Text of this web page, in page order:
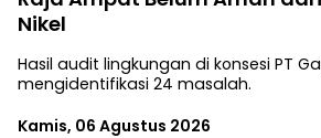
Nikel
Hasil audit lingkungan di konsesi PT
mengidentifikasi 24 masalah.
Kamis, 06 Agustus 2026